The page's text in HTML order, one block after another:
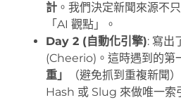
計 。我們決定新聞來源不
「AI 觀點」。
Day 2 (自動化引擎): 寫出
(Cheerio)。這時遇到的第
重」
（避免抓到重複新聞
Hash 或 Slug 來做唯一索